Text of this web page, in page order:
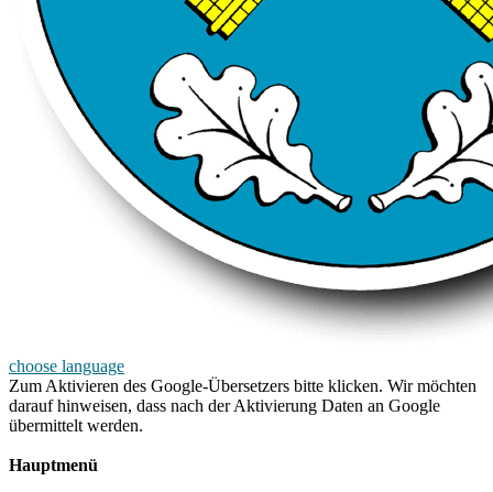
choose language
Zum Aktivieren des Google-Übersetzers bitte klicken. Wir möchten
darauf hinweisen, dass nach der Aktivierung Daten an Google
übermittelt werden.
Hauptmenü